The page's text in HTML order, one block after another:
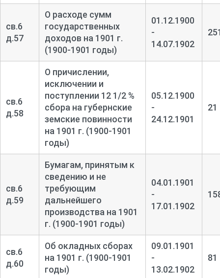
св.6
д.57
О расходе сумм
государственных
доходов на 1901 г.
(1900-1901 годы)
01.12.1900
-
14.07.1902
св.6
д.58
О причислении,
исключении и
поступлении 12 1/2 %
сбора на губернские
земские повинности
на 1901 г. (1900-1901
годы)
05.12.1900
-
24.12.1901
21
св.6
д.59
Бумагам, принятым к
сведению и не
требующим
дальнейшего
производства на 1901
г. (1900-1901 годы)
04.01.1901
-
17.01.1902
св.6
д.60
Об окладных сборах
на 1901 г. (1900-1901
годы)
09.01.1901
-
13.02.1902
81